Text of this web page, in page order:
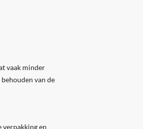
vaak minder
van de
verpakking en